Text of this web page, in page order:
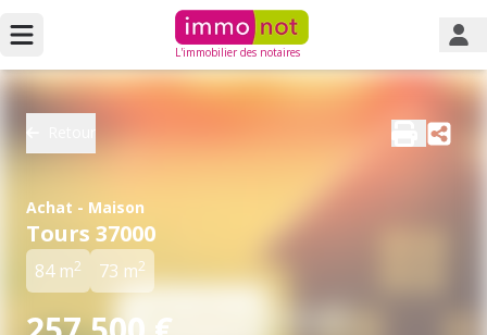
L'immobilier des notaires
Achat - Maison
Tours 37000
84 m2 73 m2